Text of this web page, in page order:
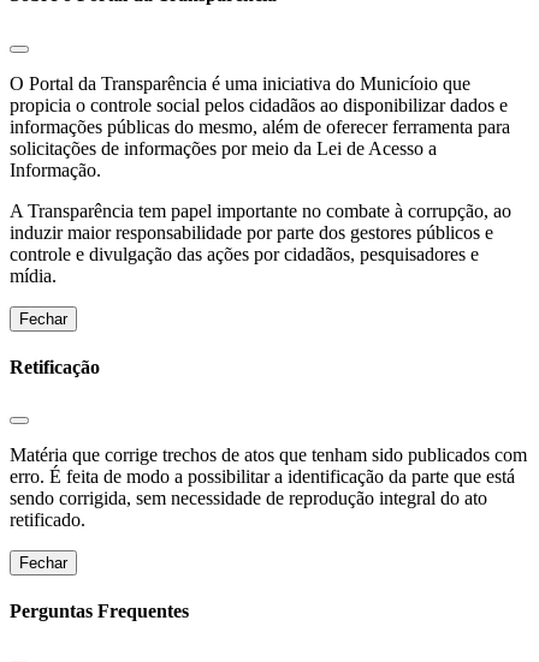
O Portal da Transparência é uma iniciativa do Municíoio que
propicia o controle social pelos cidadãos ao disponibilizar dados e
informações públicas do mesmo, além de oferecer ferramenta para
solicitações de informações por meio da Lei de Acesso a
Informação.
A Transparência tem papel importante no combate à corrupção, ao
induzir maior responsabilidade por parte dos gestores públicos e
controle e divulgação das ações por cidadãos, pesquisadores e
mídia.
Fechar
Retificação
Matéria que corrige trechos de atos que tenham sido publicados com
erro. É feita de modo a possibilitar a identificação da parte que está
sendo corrigida, sem necessidade de reprodução integral do ato
retificado.
Fechar
Perguntas Frequentes